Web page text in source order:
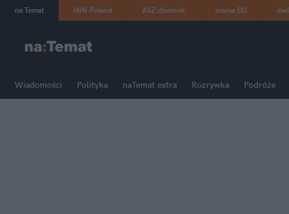
na:Temat INN:Poland ASZ:dziennik mama:DU dad
Wiadomości Polityka naTemat extra Rozrywka Podróże